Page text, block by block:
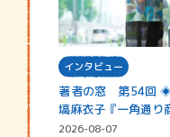
インタビュー
著者の窓 第54回
塙麻衣子『一角通り
街の…
2026-08-07